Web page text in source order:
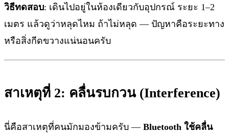
วิธีทดสอบ: เดินไปอยู่ในห้องเดียวกับอุปกรณ์ ระยะ 1–2
เมตร แล้วดูว่าหลุดไหม ถ้าไม่หลุด — ปัญหาคือระยะทาง
หรือสิ่งกีดขวางแน่นอนครับ
สาเหตุที่ 2: คลื่นรบกวน (Interference)
นี่คือสาเหตุที่คนมักมองข้ามครับ — Bluetooth ใช้คลื่น